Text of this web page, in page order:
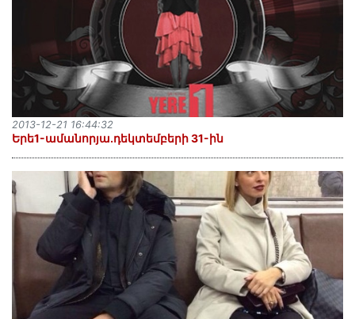
Երե1-ամանորյա.դեկտեմբերի 31-ին
2013-12-21 16:44:32